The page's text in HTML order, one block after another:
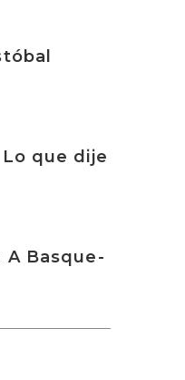
que dije
A Basque-